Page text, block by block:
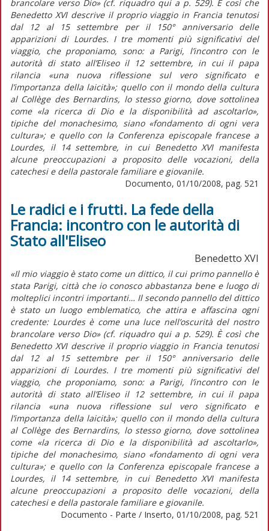
brancolare verso Dio» (cf. riquadro qui a p. 529). È così che
Benedetto XVI descrive il proprio viaggio in Francia tenutosi
dal 12 al 15 settembre per il 150° anniversario delle
apparizioni di Lourdes. I tre momenti più significativi del
viaggio, che proponiamo, sono: a Parigi, l’incontro con le
autorità di stato all’Eliseo il 12 settembre, in cui il papa
rilancia «una nuova riflessione sul vero significato e
l’importanza della laicità»; quello con il mondo della cultura
al Collège des Bernardins, lo stesso giorno, dove sottolinea
come «la ricerca di Dio e la disponibilità ad ascoltarlo»,
tipiche del monachesimo, siano «fondamento di ogni vera
cultura»; e quello con la Conferenza episcopale francese a
Lourdes, il 14 settembre, in cui Benedetto XVI manifesta
alcune preoccupazioni a proposito delle vocazioni, della
catechesi e della pastorale familiare e giovanile.
Documento, 01/10/2008, pag. 521
Le radici e i frutti. La fede della
Francia: incontro con le autorità di
Stato all'Eliseo
Benedetto XVI
«Il mio viaggio è stato come un dittico, il cui primo pannello è
stata Parigi, città che io conosco abbastanza bene e luogo di
molteplici incontri importanti… Il secondo pannello del dittico
è stato un luogo emblematico, che attira e affascina ogni
credente: Lourdes è come una luce nell’oscurità del nostro
brancolare verso Dio» (cf. riquadro qui a p. 529). È così che
Benedetto XVI descrive il proprio viaggio in Francia tenutosi
dal 12 al 15 settembre per il 150° anniversario delle
apparizioni di Lourdes. I tre momenti più significativi del
viaggio, che proponiamo, sono: a Parigi, l’incontro con le
autorità di stato all’Eliseo il 12 settembre, in cui il papa
rilancia «una nuova riflessione sul vero significato e
l’importanza della laicità»; quello con il mondo della cultura
al Collège des Bernardins, lo stesso giorno, dove sottolinea
come «la ricerca di Dio e la disponibilità ad ascoltarlo»,
tipiche del monachesimo, siano «fondamento di ogni vera
cultura»; e quello con la Conferenza episcopale francese a
Lourdes, il 14 settembre, in cui Benedetto XVI manifesta
alcune preoccupazioni a proposito delle vocazioni, della
catechesi e della pastorale familiare e giovanile.
Documento - Parte / Inserto, 01/10/2008, pag. 521